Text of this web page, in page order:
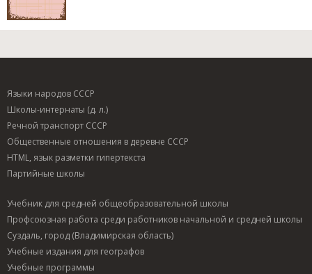
Языки народов СССР
Школы-интернаты (д. л.)
Речной транспорт СССР
Общественные отношения в деревне СССР
HTML, язык разметки гипертекста
Партийные школы
Учебник для средней общеобразовательной школы
Профсоюзная работа среди работников начальной и средней школы
Суздаль, город (Владимирская область)
Учебные издания для географов
Учебные программы